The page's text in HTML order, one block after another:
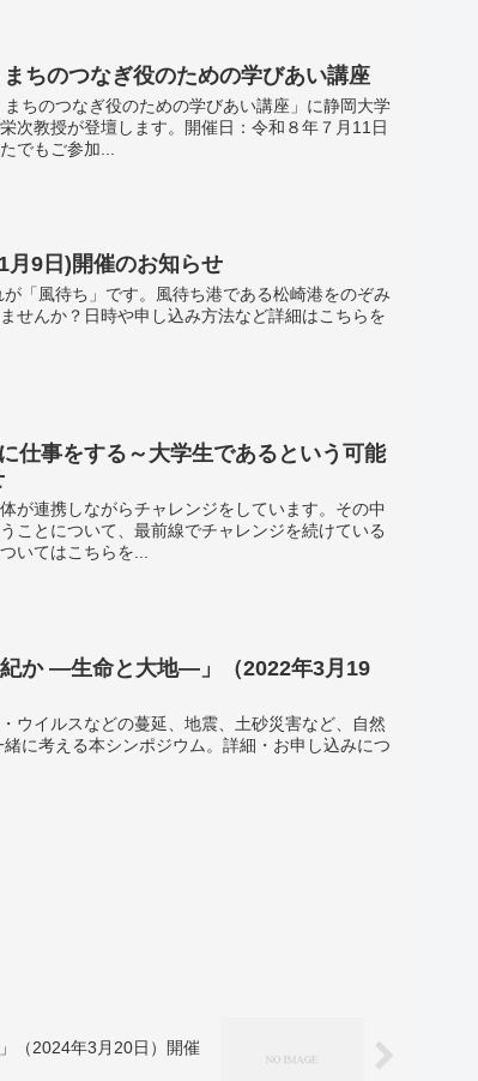
ちのつなぎ役のための学びあい講座
ちのつなぎ役のための学びあい講座」に静岡大学
次教授が登壇します。開催日：令和８年７月11日
でもご参加...
月9日)開催のお知らせ
「風待ち」です。風待ち港である松崎港をのぞみ
せんか？日時や申し込み方法など詳細はこちらを
仕事をする～大学生であるという可能
が連携しながらチャレンジをしています。その中
ことについて、最前線でチャレンジを続けている
いてはこちらを...
か ―生命と大地―」（2022年3月19
ウイルスなどの蔓延、地震、土砂災害など、自然
に考える本シンポジウム。詳細・お申し込みにつ
（2024年3月20日）開催